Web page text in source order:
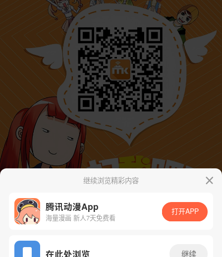
App免费看
继续浏览精彩内容
腾讯动漫App
海量漫画 新人7天免费看
打开APP
在此处浏览 继续